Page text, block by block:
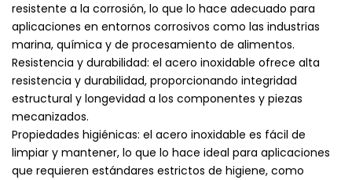
resistente a la corrosión, lo que lo hace adecuado para
aplicaciones en entornos corrosivos como las industrias
marina, química y de procesamiento de alimentos.
Resistencia y durabilidad: el acero inoxidable ofrece alta
resistencia y durabilidad, proporcionando integridad
estructural y longevidad a los componentes y piezas
mecanizados.
Propiedades higiénicas: el acero inoxidable es fácil de
limpiar y mantener, lo que lo hace ideal para aplicaciones
que requieren estándares estrictos de higiene, como